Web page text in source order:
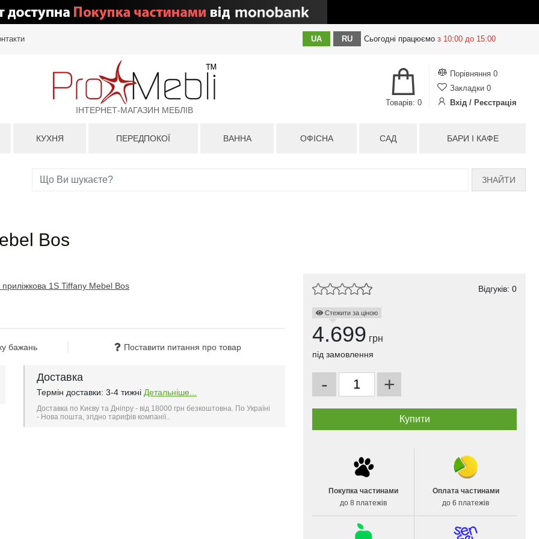
UA RU Сьогодні працюємо з 10:00 до 15:00
ІНТЕРНЕТ-МАГАЗИН МЕБЛІВ
Порівняння 0
Закладки 0
Вхід / Реєстрація
Товарів: 0
КУХНЯ ПЕРЕДПОКОЇ ВАННА ОФІСНА САД БАРИ І КАФЕ
ЗНАЙТИ
Bos
бажань Поставити питання про товар
Доставка
Термін доставки: 3-4 тижні Детальніше...
Доставка по Києву та Дніпру - від 18000 грн безкоштовна. По Україні
- Нова пошта, згідно тарифів компанії..
Відгуків: 0
Стежити за ціною
4.699 грн
під замовлення
- +
Покупка частинами
до 8 платежів
Оплата частинами
до 6 платежів